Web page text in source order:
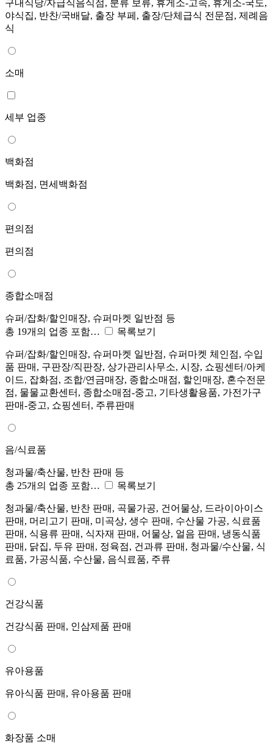
구내식당/자급식음식점, 분류 보류, 휴게소-고속, 휴게소-국도,
야식집, 반찬/국배달, 출장 부페, 출장/단체급식 전문점, 제례음
식
소매
세부 업종
백화점
백화점, 면세백화점
편의점
편의점
종합소매점
슈퍼/잡화/할인매장, 슈퍼마켓 일반점 등
총 19개의 업종 포함…
목록보기
슈퍼/잡화/할인매장, 슈퍼마켓 일반점, 슈퍼마켓 체인점, 수입
품 판매, 구판장/직판장, 상가관리사무소, 시장, 쇼핑센터/아케
이드, 잡화점, 조합/연금매장, 종합소매점, 할인매장, 혼수전문
점, 물물교환센터, 종합소매점-중고, 기타생활용품, 가전가구
판매-중고, 쇼핑센터, 주류판매
음/식료품
청과물/축산물, 반찬 판매 등
총 25개의 업종 포함…
목록보기
청과물/축산물, 반찬 판매, 곡물가공, 건어물상, 드라이아이스
판매, 머리고기 판매, 미곡상, 생수 판매, 수산물 가공, 식료품
판매, 식용류 판매, 식자재 판매, 어물상, 얼음 판매, 냉동식품
판매, 닭집, 두유 판매, 정육점, 건과류 판매, 청과물/수산물, 식
료품, 가공식품, 수산물, 음식료품, 주류
건강식품
건강식품 판매, 인삼제품 판매
유아용품
유아식품 판매, 유아용품 판매
화장품 소매